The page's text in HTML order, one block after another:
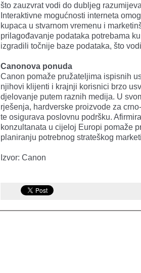
što zauzvrat vodi do dubljeg
Interaktivne mogućnosti interneta
kupaca u stvarnom vremenu i
prilagođavanje podataka potrebama
izgradili točnije baze podataka, što
Canonova ponuda
Canon pomaže pružateljima ispisnih
njihovi klijenti i krajnji korisnici brzo
djelovanje putem raznih medija. U
rješenja, hardverske proizvode za
te osigurava poslovnu podršku.
konzultanata u cijeloj Europi pomaže
planiranju potrebnog strateškog
Izvor: Canon